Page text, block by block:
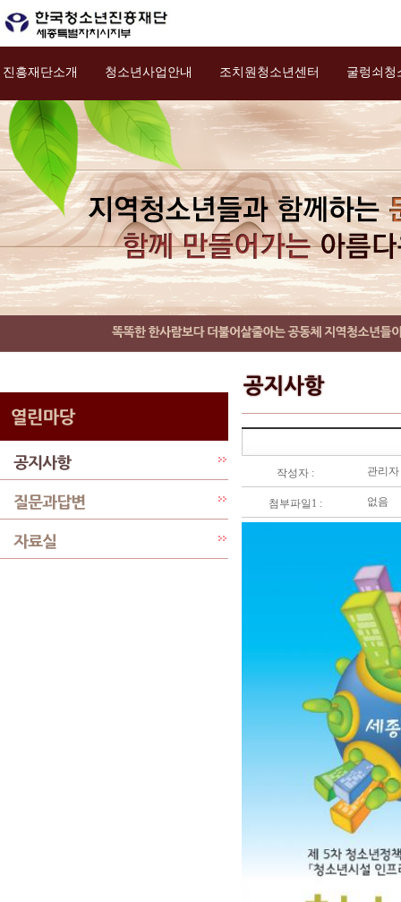
진흥재단소개 청소년사업안내 조치원청소년센터 굴렁쇠청
작성자 : 관리자
첨부파일1 : 없음